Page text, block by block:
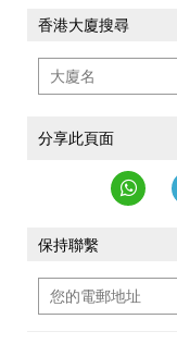
香港大廈搜尋
分享此頁面
保持聯繫